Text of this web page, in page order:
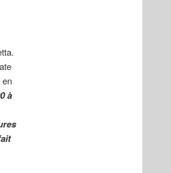
en
à